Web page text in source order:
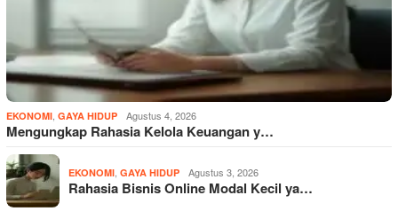
EKONOMI GAYA HIDUP Agustus 4, 2026
Mengungkap Rahasia Kelola Keuangan y…
EKONOMI GAYA HIDUP Agustus 3, 2026
Rahasia Bisnis Online Modal Kecil ya…